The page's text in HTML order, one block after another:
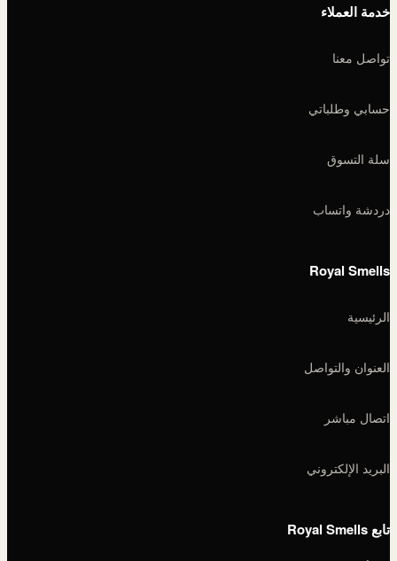
خدمة العملاء
تواصل معنا
حسابي وطلباتي
سلة التسوق
دردشة واتساب
Royal Smells
الرئيسية
العنوان والتواصل
اتصال مباشر
البريد الإلكتروني
تابع Royal Smells